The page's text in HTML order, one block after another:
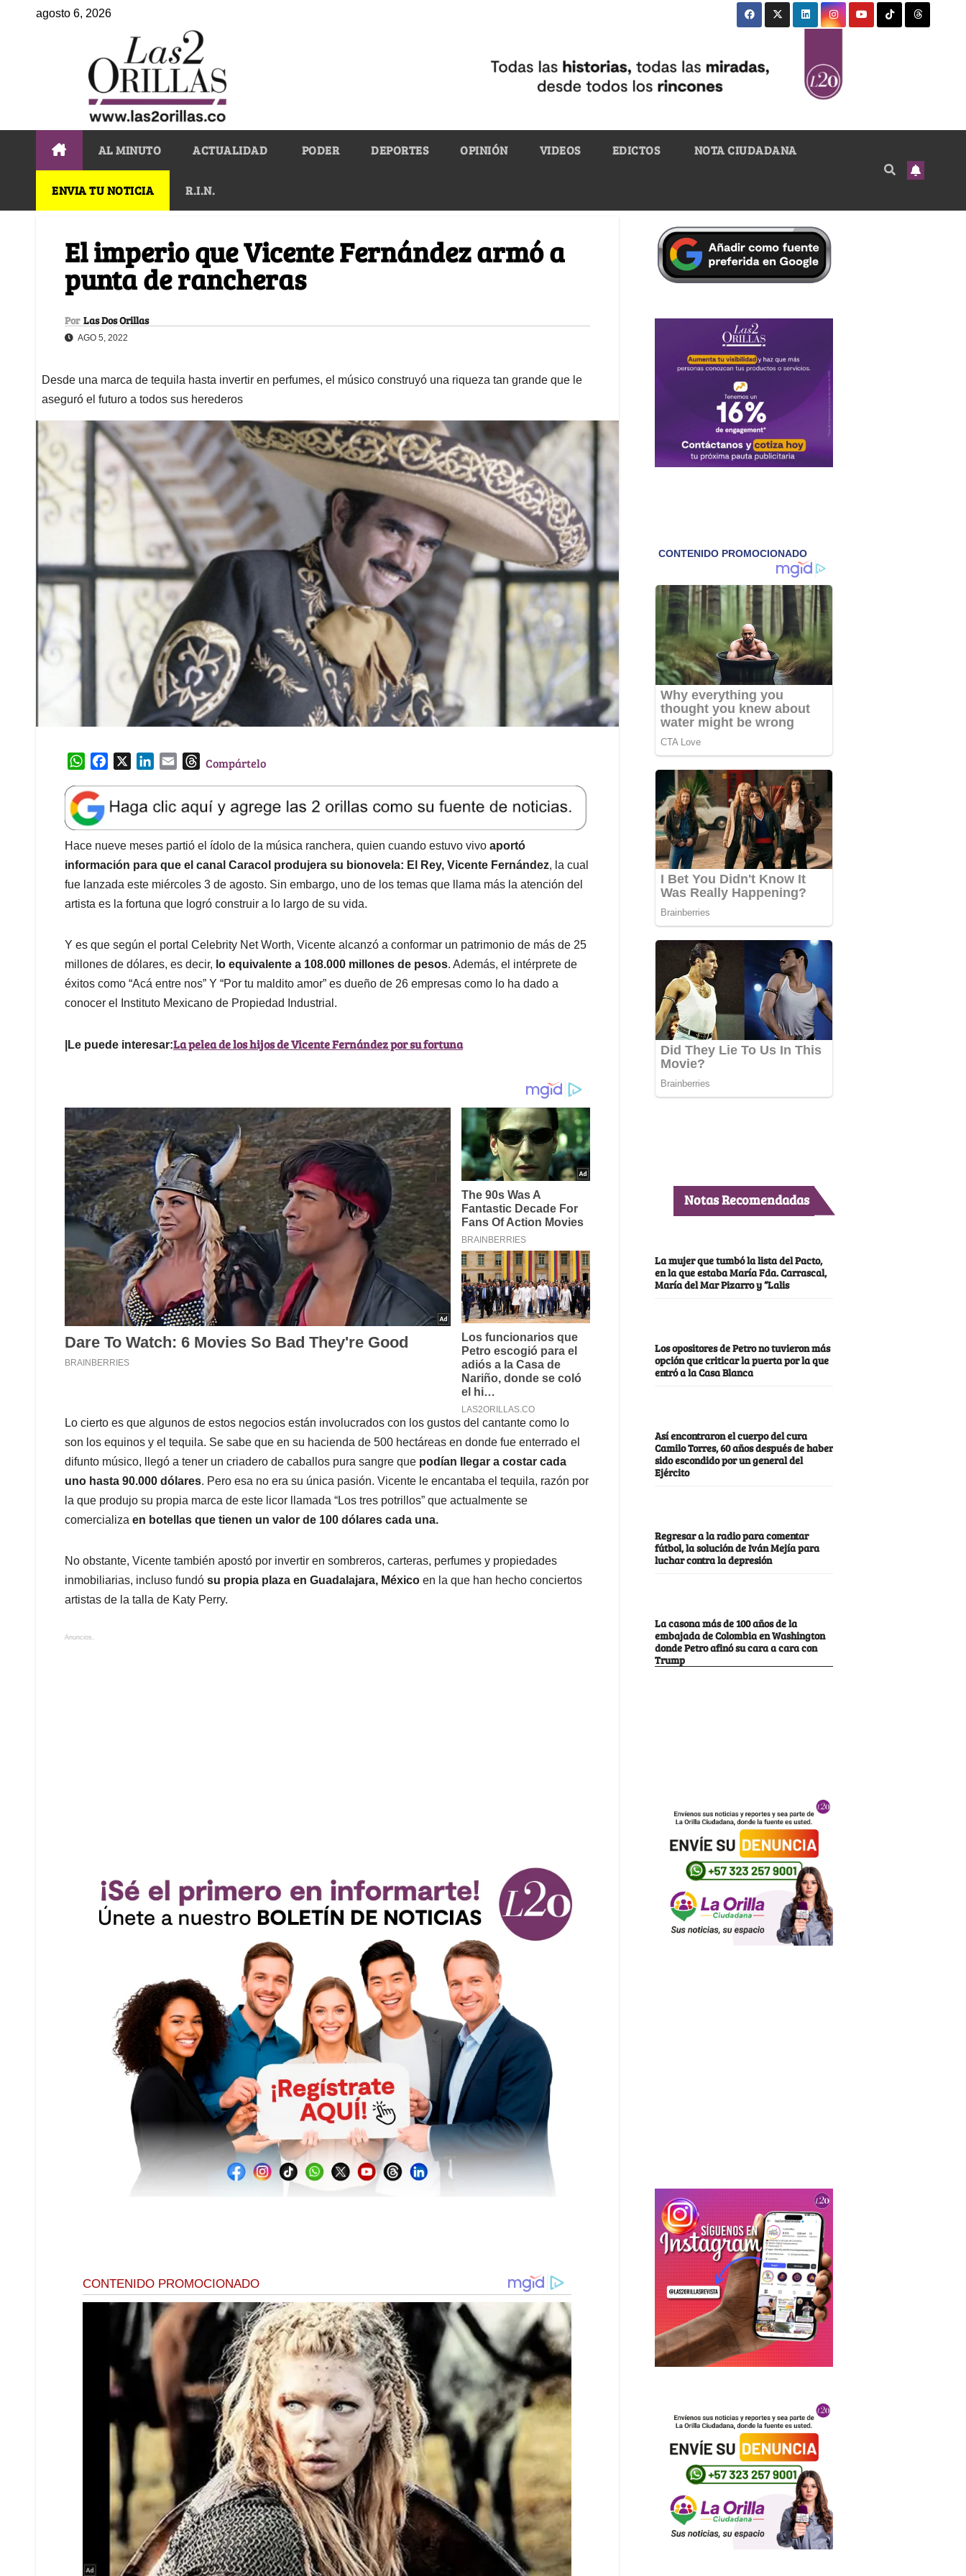
agosto 6, 2026
AL MINUTO ACTUALIDAD PODER DEPORTES OPINIÓN VIDEOS EDICTOS NOTA CIUDADANA
ENVIA TU NOTICIA R.I.N.
El imperio que Vicente Fernández armó a
punta de rancheras
Por Las Dos Orillas
AGO 5, 2022
Desde una marca de tequila hasta invertir en perfumes, el músico construyó una riqueza tan grande que le
aseguró el futuro a todos sus herederos
W
a
t
s
A
p
p
e
b
o
o
k
k
e
d
I
n
l
T
e
a
d
s
Compártelo
Hace nueve meses partió el ídolo de la música ranchera, quien cuando estuvo vivo aportó
información para que el canal Caracol produjera su bionovela: El Rey, Vicente Fernández, la cual
fue lanzada este miércoles 3 de agosto. Sin embargo, uno de los temas que llama más la atención del
artista es la fortuna que logró construir a lo largo de su vida.
Y es que según el portal Celebrity Net Worth, Vicente alcanzó a conformar un patrimonio de más de 25
millones de dólares, es decir, lo equivalente a 108.000 millones de pesos. Además, el intérprete de
éxitos como “Acá entre nos” Y “Por tu maldito amor” es dueño de 26 empresas como lo ha dado a
conocer el Instituto Mexicano de Propiedad Industrial.
|Le puede interesar:La pelea de los hijos de Vicente Fernández por su fortuna
Lo cierto es que algunos de estos negocios están involucrados con los gustos del cantante como lo
son los equinos y el tequila. Se sabe que en su hacienda de 500 hectáreas en donde fue enterrado el
difunto músico, llegó a tener un criadero de caballos pura sangre que podían llegar a costar cada
uno hasta 90.000 dólares. Pero esa no era su única pasión. Vicente le encantaba el tequila, razón por
la que produjo su propia marca de este licor llamada “Los tres potrillos” que actualmente se
comercializa en botellas que tienen un valor de 100 dólares cada una.
No obstante, Vicente también apostó por invertir en sombreros, carteras, perfumes y propiedades
inmobiliarias, incluso fundó su propia plaza en Guadalajara, México en la que han hecho conciertos
artistas de la talla de Katy Perry.
Anuncios.
Notas Recomendadas
La mujer que tumbó la lista del Pacto,
en la que estaba María Fda. Carrascal,
María del Mar Pizarro y “Lalis
Los opositores de Petro no tuvieron más
opción que criticar la puerta por la que
entró a la Casa Blanca
Así encontraron el cuerpo del cura
Camilo Torres, 60 años después de haber
sido escondido por un general del
Ejército
Regresar a la radio para comentar
fútbol, la solución de Iván Mejía para
luchar contra la depresión
La casona más de 100 años de la
embajada de Colombia en Washington
donde Petro afinó su cara a cara con
Trump